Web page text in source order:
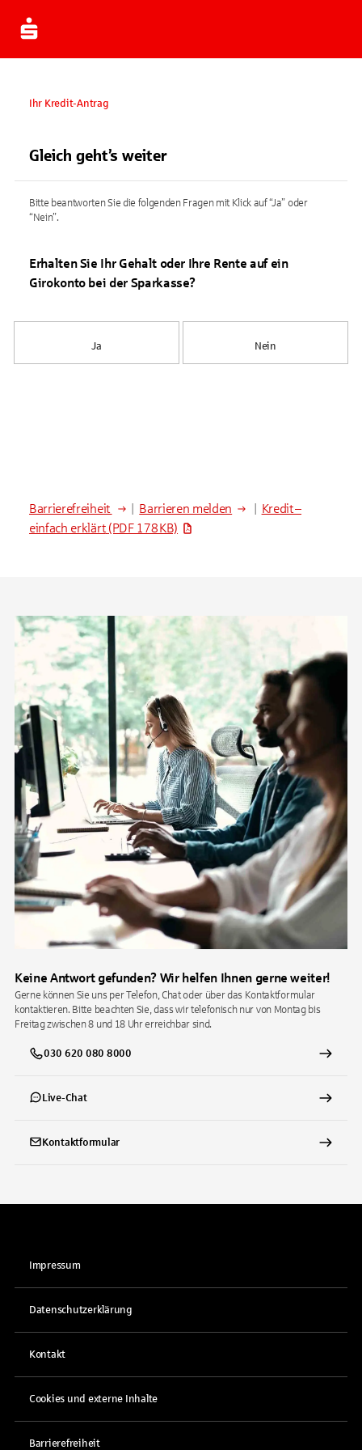
Ihr Kredit-Antrag
Gleich geht’s weiter
Bitte beantworten Sie die folgenden Fragen mit Klick auf “Ja” oder
“Nein”.
Erhalten Sie Ihr Gehalt oder Ihre Rente auf ein
Girokonto bei der Sparkasse?
Ja Nein
Barrierefreiheit Barrieren melden
Kredit –
einfach erklärt (PDF 178 KB)
Keine Antwort gefunden? Wir helfen Ihnen gerne weiter!
Gerne können Sie uns per Telefon, Chat oder über das Kontaktformular
kontaktieren. Bitte beachten Sie, dass wir telefonisch nur von Montag bis
Freitag zwischen 8 und 18 Uhr erreichbar sind.
030 620 080 8000
Live-Chat
Kontaktformular
Impressum
Datenschutzerklärung
Kontakt
Cookies und externe Inhalte
Barrierefreiheit